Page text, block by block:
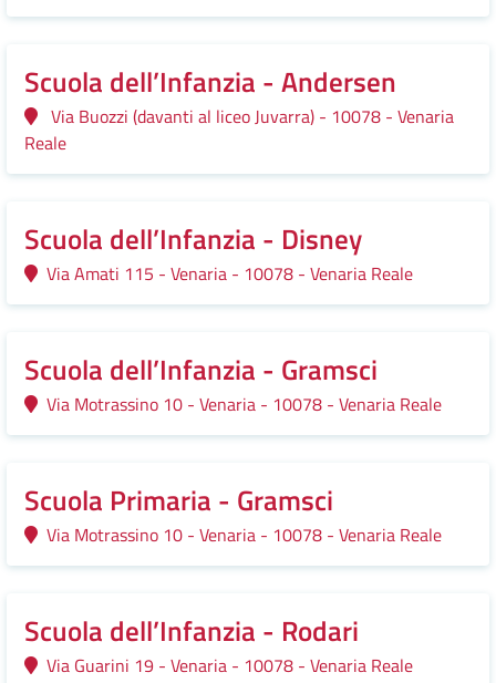
Scuola dell’Infanzia - Andersen
Via Buozzi (davanti al liceo Juvarra) - 10078 - Venaria
Reale
Scuola dell’Infanzia - Disney
Via Amati 115 - Venaria - 10078 - Venaria Reale
Scuola dell’Infanzia - Gramsci
Via Motrassino 10 - Venaria - 10078 - Venaria Reale
Scuola Primaria - Gramsci
Via Motrassino 10 - Venaria - 10078 - Venaria Reale
Scuola dell’Infanzia - Rodari
Via Guarini 19 - Venaria - 10078 - Venaria Reale